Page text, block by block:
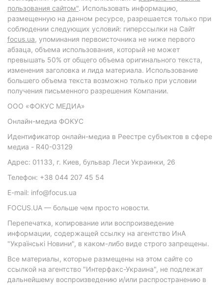
пользования сайтом". Использовать информацию,
размещенную на данном ресурсе, разрешается только при
соблюдении следующих условий: гиперссылки на Сайт
focus.ua, упоминания первоисточника не ниже первого
абзаца, объема использования, который не может
превышать 50% от общего объема оригинального текста,
изменения заголовка и лида материала. Использование
большего объема текста возможно только при условии
получения письменного разрешения Компании.
ООО «ФОКУС МЕДИА»
Онлайн-медиа ФОКУС
Идентификатор онлайн-медиа в Реестре субъектов в сфере
медиа - R40-03129
Адрес: 01133, г. Киев, бульвар Леси Украинки, 26
Телефон: +38 044 207 45 54
E-mail: info@focus.ua
FOCUS.UA — больше чем просто новости.
Перепечатка, копирование или воспроизведение
информации, содержащей ссылку на агентство ИнА
"Українські Новини", в каком-либо виде строго запрещены.
Все материалы, которые размещены на этом сайте со
ссылкой на агентство "Интерфакс-Украина", не подлежат
дальнейшему воспроизведению и/или распространению в